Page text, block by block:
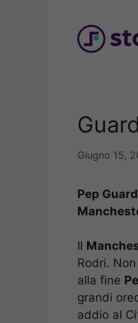
Giugno 15,
Pep
Il
Rodri.
alla fine
grandi
addio al